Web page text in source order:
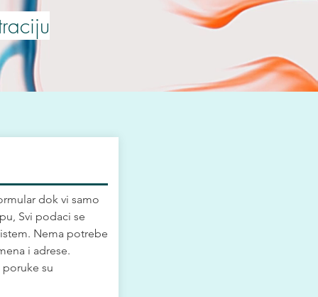
dok vi samo
Svi podaci se
Nema potrebe
i adrese.
su